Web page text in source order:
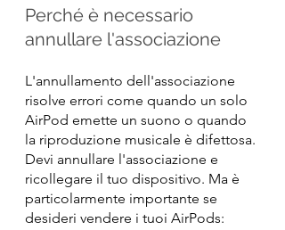
Perché è necessario
annullare l'associazione
L'annullamento dell'associazione
risolve errori come quando un solo
AirPod emette un suono o quando
la riproduzione musicale è difettosa.
Devi annullare l'associazione e
ricollegare il tuo dispositivo. Ma è
particolarmente importante se
desideri vendere i tuoi AirPods: